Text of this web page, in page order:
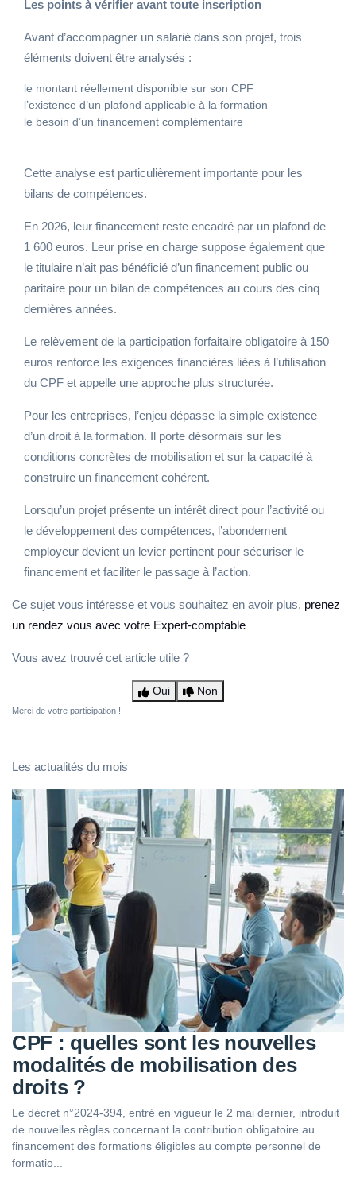
Les points à vérifier avant toute inscription
Avant d’accompagner un salarié dans son projet, trois
éléments doivent être analysés :
le montant réellement disponible sur son CPF
l’existence d’un plafond applicable à la formation
le besoin d’un financement complémentaire
Cette analyse est particulièrement importante pour les
bilans de compétences.
En 2026, leur financement reste encadré par un plafond de
1 600 euros. Leur prise en charge suppose également que
le titulaire n’ait pas bénéficié d’un financement public ou
paritaire pour un bilan de compétences au cours des cinq
dernières années.
Le relèvement de la participation forfaitaire obligatoire à 150
euros renforce les exigences financières liées à l’utilisation
du CPF et appelle une approche plus structurée.
Pour les entreprises, l’enjeu dépasse la simple existence
d’un droit à la formation. Il porte désormais sur les
conditions concrètes de mobilisation et sur la capacité à
construire un financement cohérent.
Lorsqu’un projet présente un intérêt direct pour l’activité ou
le développement des compétences, l’abondement
employeur devient un levier pertinent pour sécuriser le
financement et faciliter le passage à l’action.
Ce sujet vous intéresse et vous souhaitez en avoir plus, prenez
un rendez vous avec votre Expert-comptable
Vous avez trouvé cet article utile ?
Oui Non
Merci de votre participation !
Les actualités du mois
CPF : quelles sont les nouvelles
modalités de mobilisation des
droits ?
Le décret n°2024-394, entré en vigueur le 2 mai dernier, introduit
de nouvelles règles concernant la contribution obligatoire au
financement des formations éligibles au compte personnel de
formatio...